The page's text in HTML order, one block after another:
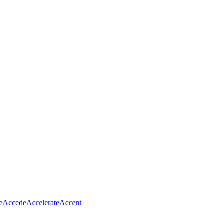
AccedeAccelerateAccent